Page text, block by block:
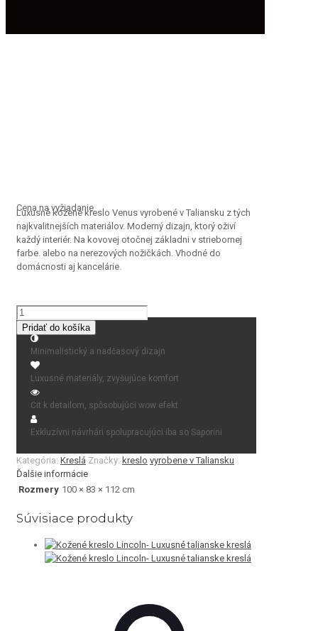
Cena na vyžiadanie
Luxusné kožené kreslo Venus vyrobené v Taliansku z tých
najkvalitnejších materiálov. Moderný dizajn, ktorý oživí
každý interiér. Na kovovej otočnej základni v striebornej
farbe. alebo na nerezových nožičkách. Vhodné do
domácnosti aj kancelárie.
množstvo
VENUS
Pridať do košíka
Minimalistický a nadčasový dizajn
Luxusné materiály, zvyšujúce komfort
Cit k detailom, spôsobujúci wow efekt
Exkluzívni návrhári spolupracujúci iba so Saporini
Kategória: Kreslá Značky: kreslo vyrobene v Taliansku
Ďalšie informácie
Rozmery 100 × 83 × 112 cm
Súvisiace produkty